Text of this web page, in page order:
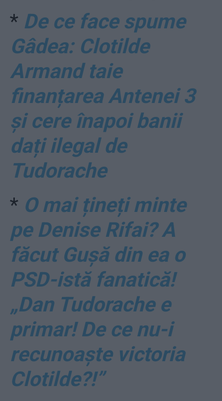
* De ce face spume
Gâdea: Clotilde
Armand taie
finanțarea Antenei 3
și cere înapoi banii
dați ilegal de
Tudorache
* O mai țineți minte
pe Denise Rifai? A
făcut Gușă din ea o
PSD-istă fanatică!
„Dan Tudorache e
primar! De ce nu-i
recunoaște victoria
Clotilde?!”